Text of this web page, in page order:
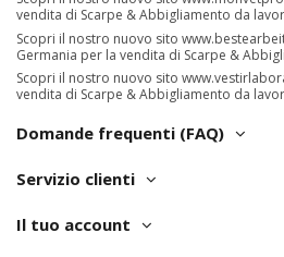
vendita di Scarpe & Abbigliamento da
Scopri il nostro nuovo sito
Germania per la vendita di Scarpe &
Scopri il nostro nuovo sito
vendita di Scarpe & Abbigliamento da
Domande frequenti (FAQ)
Servizio clienti
Il tuo account